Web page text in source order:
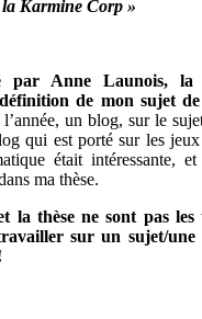
la Karmine Corp »
par Anne Launois,
de mon sujet de
un blog, sur le
qui est porté sur les
était intéressante,
ma thèse.
la thèse ne sont pas les
sur un sujet/une